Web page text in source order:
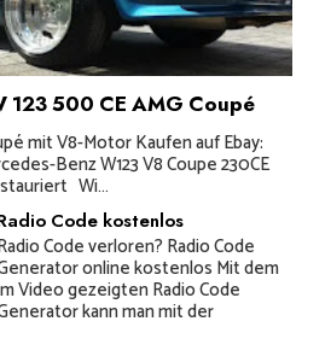
123 500 CE AMG Coupé
mit V8-Motor Kaufen auf Ebay:
Benz W123 V8 Coupe 230CE
Wi...
Code kostenlos
Code verloren? Radio Code
online kostenlos Mit dem
Video gezeigten Radio Code
kann man mit der